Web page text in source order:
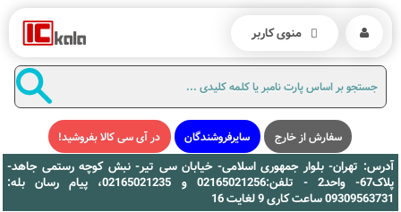
سفارش از خارج سایرفروشندگان در آی سی کالا بفروشید!
آدرس: تهران- بلوار جمهوری اسلامی- خیابان سی تیر- نبش کوچه رستمی جاهد-
پلاک67- واحد2 - تلفن:02165021256 و 02165021235، پیام رسان بله:
09309563731 ساعت کاری 9 لغایت 16
منوی کاربر